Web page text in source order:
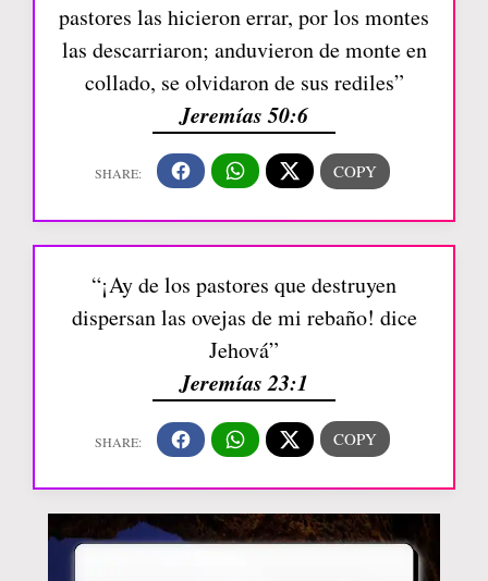
pastores las hicieron errar, por los montes
las descarriaron; anduvieron de monte en
collado, se olvidaron de sus rediles”
Jeremías 50:6
“¡Ay de los pastores que destruyen
dispersan las ovejas de mi rebaño! dice
Jehová”
Jeremías 23:1